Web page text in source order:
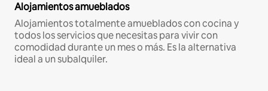
Alojamientos amueblados
Alojamientos totalmente amueblados con cocina y
todos los servicios que necesitas para vivir con
comodidad durante un mes o más. Es la alternativa
ideal a un subalquiler.